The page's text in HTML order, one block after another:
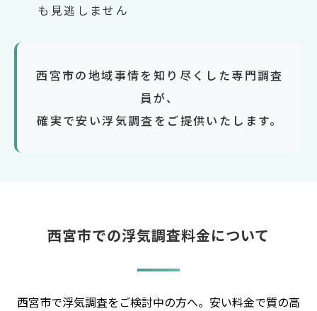
も見逃しません
西宮市の地域事情を知り尽くした専門調査
員が、
確実で安い浮気調査をご提供いたします。
西宮市での浮気調査料金について
西宮市で浮気調査をご検討中の方へ。安い料金で質の高